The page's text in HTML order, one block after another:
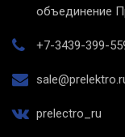
объединение
+7-3439-399-
prelectro_ru